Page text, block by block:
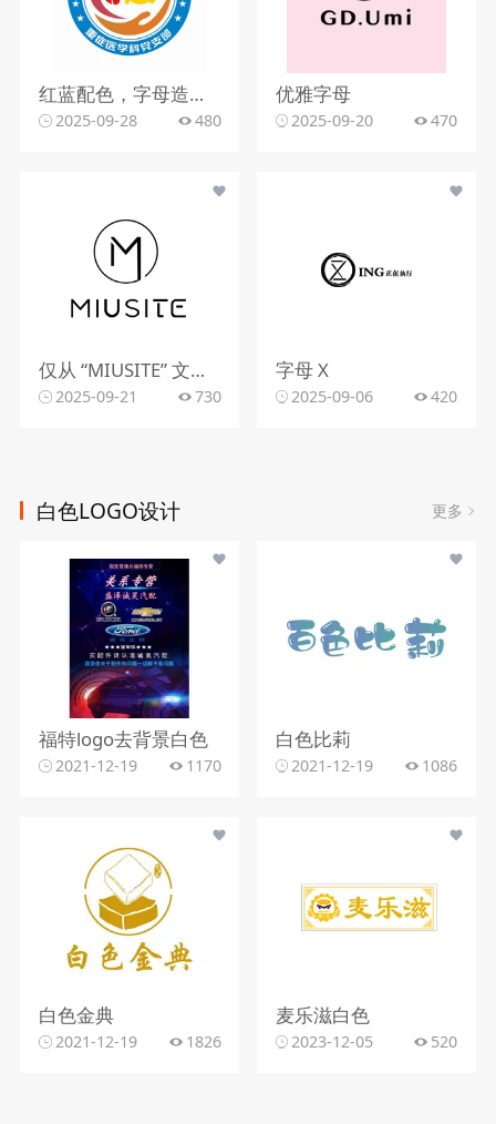
红蓝配色，字母造型，文字组合
2025-09-28 480
优雅字母
2025-09-20 470
仅从 “MIUSITE” 文字和字母 “M” 的图形标识，难以精准判断行业。
2025-09-21 730
字母 X
2025-09-06 420
白色LOGO设计 更多
福特logo去背景白色
2021-12-19 1170
白色比莉
2021-12-19 1086
白色金典
2021-12-19 1826
麦乐滋白色
2023-12-05 520